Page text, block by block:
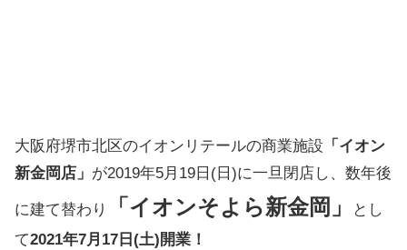
大阪府堺市北区のイオンリテールの商業施設 「イオン
新金岡店」 が2019年5月19日(日)に一旦閉店し、数年後
に建て替わり 「イオンそよら新金岡」
とし
て2021年7月17日(土)開業！